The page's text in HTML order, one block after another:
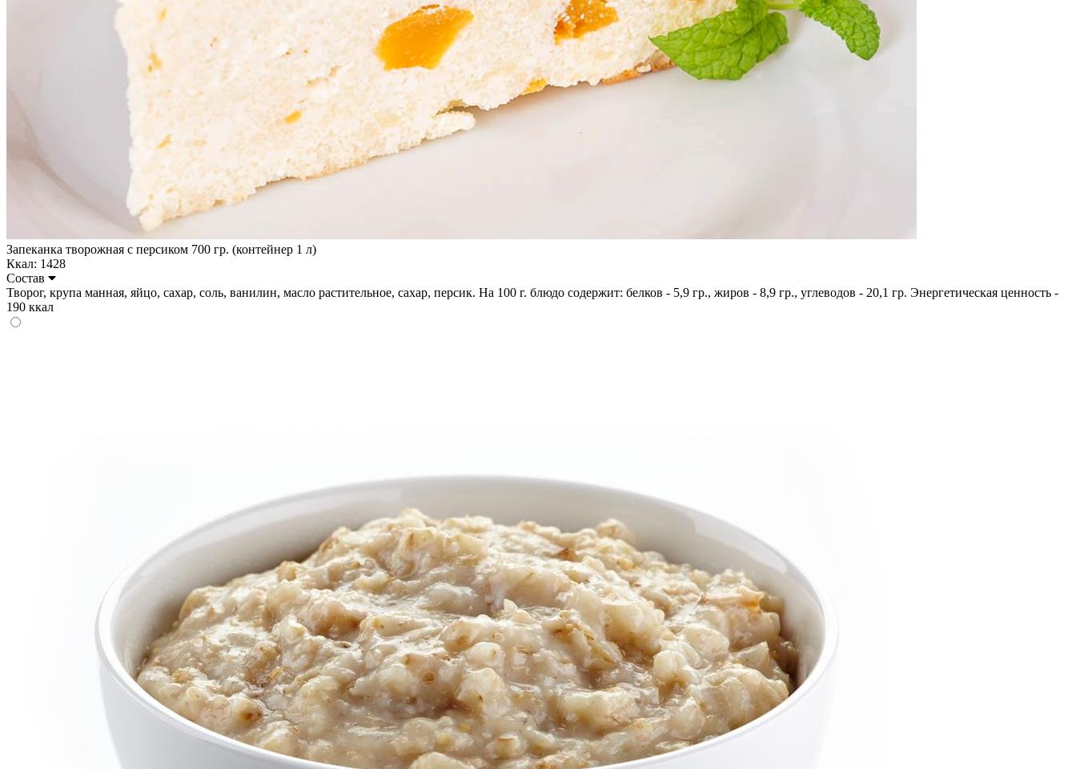
Запеканка творожная с персиком 700 гр. (контейнер 1 л)
Ккал: 1428
Состав
Творог, крупа манная, яйцо, сахар, соль, ванилин, масло растительное, сахар, персик. На 100 г. блюдо содержит: белков - 5,9 гр., жиров - 8,9 гр., углеводов - 20,1 гр. Энергетическая ценность -
190 ккал